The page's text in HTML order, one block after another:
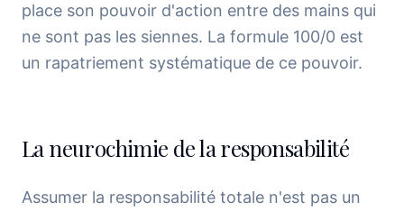
place son pouvoir d'action entre des mains qui
ne sont pas les siennes. La formule 100/0 est
un rapatriement systématique de ce pouvoir.
La neurochimie de la responsabilité
Assumer la responsabilité totale n'est pas un